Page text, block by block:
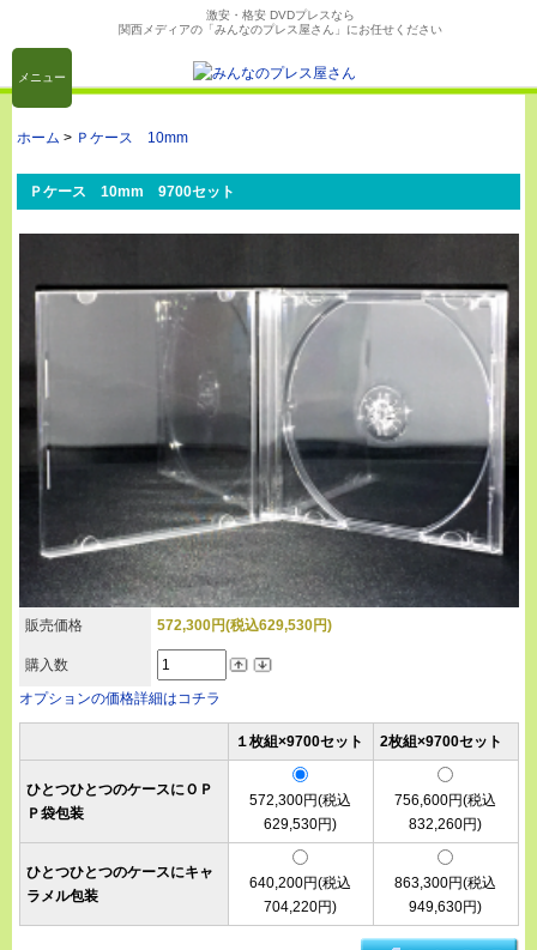
激安・格安 DVDプレスなら
関西メディアの「みんなのプレス屋さん」にお任せください
メニュー
ホーム > Ｐケース 10mm
Ｐケース 10mm 9700セット
販売価格 572,300円(税込629,530円)
購入数
オプションの価格詳細はコチラ
１枚組×9700セット 2枚組×9700セット
ひとつひとつのケースにＯＰ
Ｐ袋包装
572,300円(税込
629,530円)
756,600円(税込
832,260円)
ひとつひとつのケースにキャ
ラメル包装
640,200円(税込
704,220円)
863,300円(税込
949,630円)